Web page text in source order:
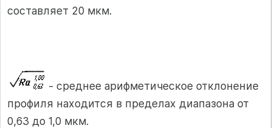
составляет 20 мкм.
- среднее арифметическое отклонение
профиля находится в пределах диапазона от
0,63 до 1,0 мкм.